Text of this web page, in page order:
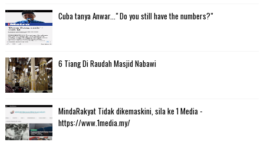
Cuba tanya Anwar..." Do you still have the numbers?"
6 Tiang Di Raudah Masjid Nabawi
MindaRakyat Tidak dikemaskini, sila ke 1 Media -
https://www.1media.my/